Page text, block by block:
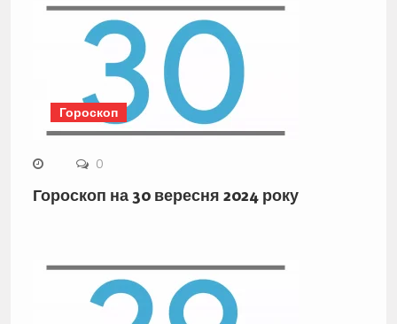
Гороскоп
0
Гороскоп на 30 вересня 2024 року